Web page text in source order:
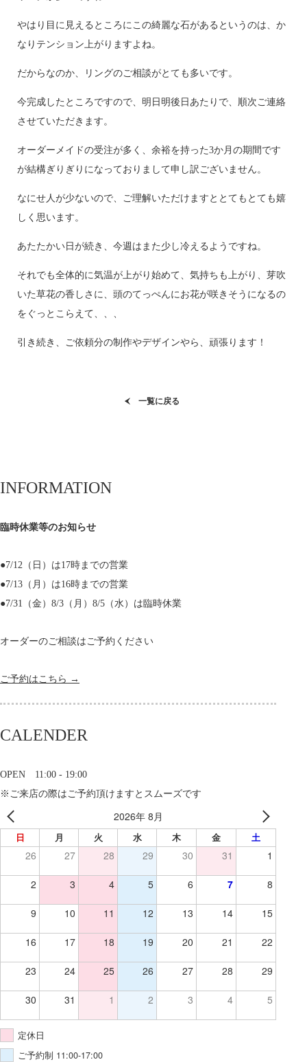
やはり目に見えるところにこの綺麗な石があるというのは、か
なりテンション上がりますよね。
だからなのか、リングのご相談がとても多いです。
今完成したところですので、明日明後日あたりで、順次ご連絡
させていただきます。
オーダーメイドの受注が多く、余裕を持った3か月の期間です
が結構ぎりぎりになっておりまして申し訳ございません。
なにせ人が少ないので、ご理解いただけますととてもとても嬉
しく思います。
あたたかい日が続き、今週はまた少し冷えるようですね。
それでも全体的に気温が上がり始めて、気持ちも上がり、芽吹
いた草花の香しさに、頭のてっぺんにお花が咲きそうになるの
をぐっとこらえて、、、
引き続き、ご依頼分の制作やデザインやら、頑張ります！
一覧に戻る
INFORMATION
臨時休業等のお知らせ
●7/12（日）は17時までの営業
●7/13（月）は16時までの営業
●7/31（金）8/3（月）8/5（水）は臨時休業
オーダーのご相談はご予約ください
ご予約はこちら →
CALENDER
OPEN 11:00 - 19:00
※ご来店の際はご予約頂けますとスムーズです
2026年 8月
日 月 火 水 木 金 土
26 27 28 29 30 31 1
2 3 4 5 6 7 8
9 10 11 12 13 14 15
16 17 18 19 20 21 22
23 24 25 26 27 28 29
30 31 1 2 3 4 5
定休日
ご予約制 11:00-17:00